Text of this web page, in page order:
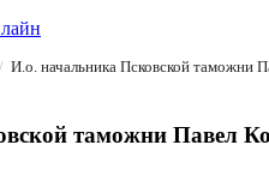
И.о. начальника Псковской таможни
таможни Павел